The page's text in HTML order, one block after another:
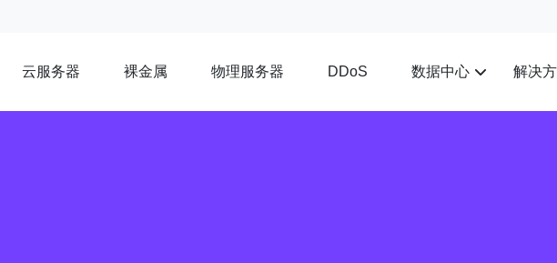
云服务器 裸金属 物理服务器 DDoS 数据中心 解决